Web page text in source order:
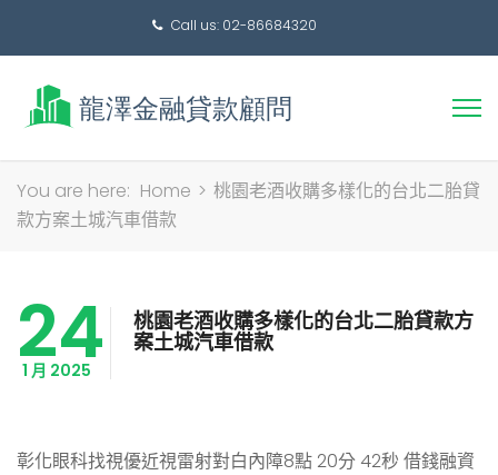
Call us: 02-86684320
搜
You are here: Home > 桃園老酒收購多樣化的台北二胎貸
款方案土城汽車借款
24
1 月 2025
桃園老酒收購多樣化的台北二胎貸款方
案土城汽車借款
彰化眼科找視優近視雷射對白內障8點 20分 42秒 借錢融資